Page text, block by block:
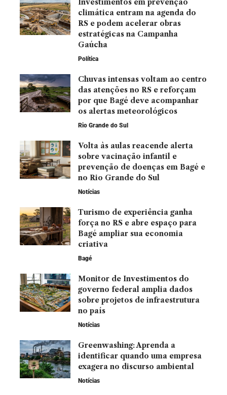
Investimentos em prevenção
climática entram na agenda do
RS e podem acelerar obras
estratégicas na Campanha
Gaúcha
Política
Chuvas intensas voltam ao centro
das atenções no RS e reforçam
por que Bagé deve acompanhar
os alertas meteorológicos
Rio Grande do Sul
Volta às aulas reacende alerta
sobre vacinação infantil e
prevenção de doenças em Bagé e
no Rio Grande do Sul
Notícias
Turismo de experiência ganha
força no RS e abre espaço para
Bagé ampliar sua economia
criativa
Bagé
Monitor de Investimentos do
governo federal amplia dados
sobre projetos de infraestrutura
no país
Notícias
Greenwashing: Aprenda a
identificar quando uma empresa
exagera no discurso ambiental
Notícias